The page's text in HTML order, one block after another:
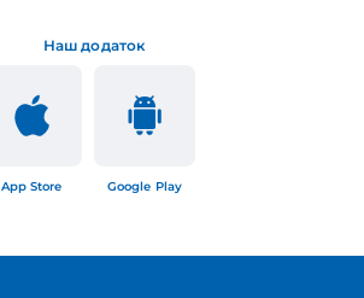
Наш додаток
App Store Google Play